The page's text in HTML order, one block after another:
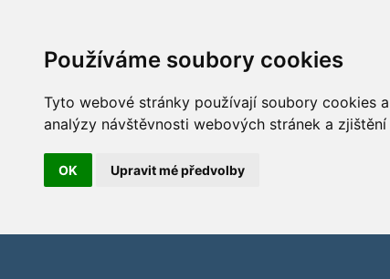
Používáme soubory cookies
Tyto webové stránky používají soubory cookies
analýzy návštěvnosti webových stránek a
OK Upravit mé předvolby